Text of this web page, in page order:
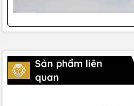
Sản phẩm liên
quan